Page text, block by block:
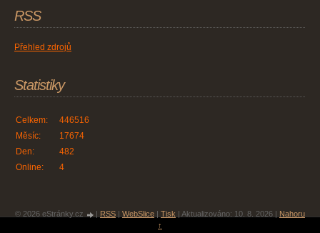
RSS
Přehled zdrojů
Statistiky
Online: 4
Celkem:
446516
Měsíc:
17674
Den:
482
© 2026 eStránky.cz RSS WebSlice Tisk Aktualizováno: 10. 8. 2026
Nahoru
↑